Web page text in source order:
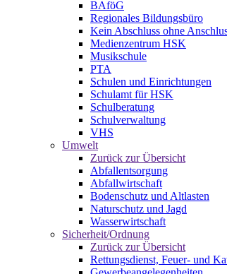
BAföG
Regionales Bildungsbüro
Kein Abschluss ohne
Medienzentrum HSK
Musikschule
PTA
Schulen und Einrichtungen
Schulamt für HSK
Schulberatung
Schulverwaltung
VHS
Umwelt
Zurück zur Übersicht
Abfallentsorgung
Abfallwirtschaft
Bodenschutz und Altlasten
Naturschutz und Jagd
Wasserwirtschaft
Sicherheit/Ordnung
Zurück zur Übersicht
Rettungsdienst, Feuer- und